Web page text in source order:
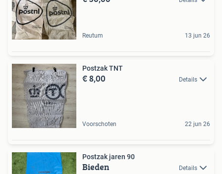
Reutum 13 jun 26
Postzak TNT
€ 8,00 Details
Voorschoten 22 jun 26
Postzak jaren 90
Bieden Details